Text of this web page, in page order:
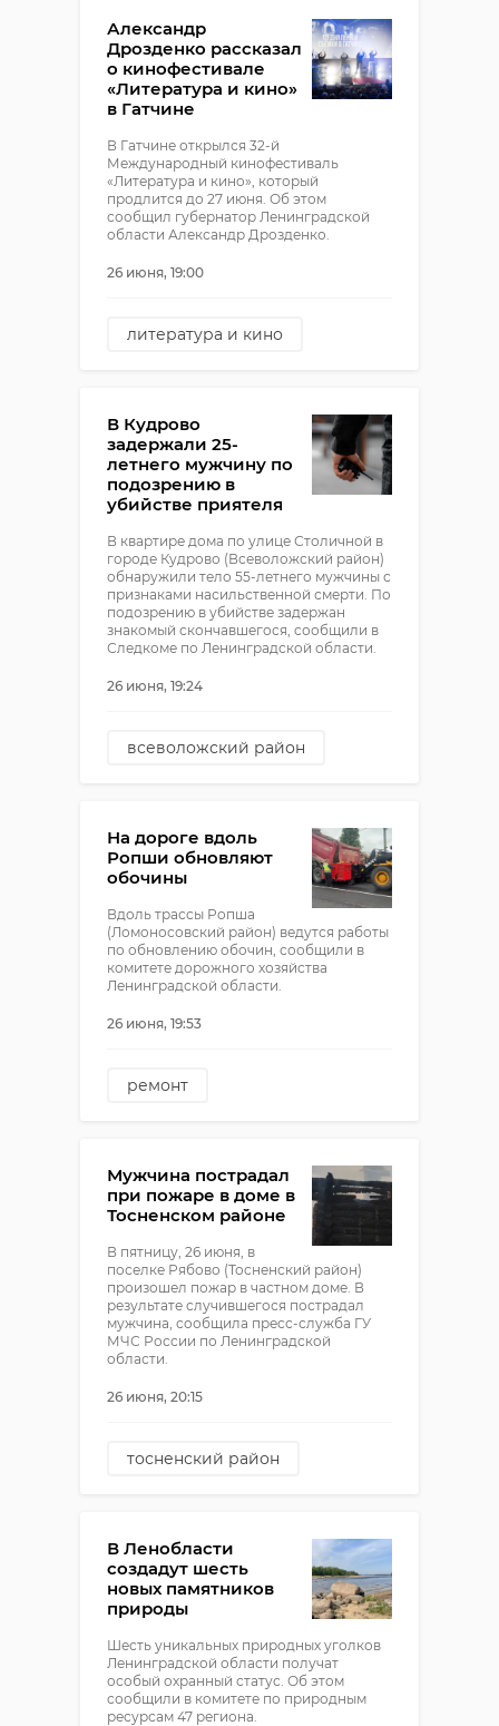
Александр
Дрозденко рассказал
о кинофестивале
«Литература и кино»
в Гатчине
В Гатчине открылся 32-й
Международный кинофестиваль
«Литература и кино», который
продлится до 27 июня. Об этом
сообщил губернатор Ленинградской
области Александр Дрозденко.
26 июня, 19:00
литература и кино
В Кудрово
задержали 25-
летнего мужчину по
подозрению в
убийстве приятеля
В квартире дома по улице Столичной в
городе Кудрово (Всеволожский район)
обнаружили тело 55-летнего мужчины с
признаками насильственной смерти. По
подозрению в убийстве задержан
знакомый скончавшегося, сообщили в
Следкоме по Ленинградской области.
26 июня, 19:24
всеволожский район
На дороге вдоль
Ропши обновляют
обочины
Вдоль трассы Ропша
(Ломоносовский район) ведутся работы
по обновлению обочин, сообщили в
комитете дорожного хозяйства
Ленинградской области.
26 июня, 19:53
ремонт
Мужчина пострадал
при пожаре в доме в
Тосненском районе
В пятницу, 26 июня, в
поселке Рябово (Тосненский район)
произошел пожар в частном доме. В
результате случившегося пострадал
мужчина, сообщила пресс-служба ГУ
МЧС России по Ленинградской
области.
26 июня, 20:15
тосненский район
В Ленобласти
создадут шесть
новых памятников
природы
Шесть уникальных природных уголков
Ленинградской области получат
особый охранный статус. Об этом
сообщили в комитете по природным
ресурсам 47 региона.